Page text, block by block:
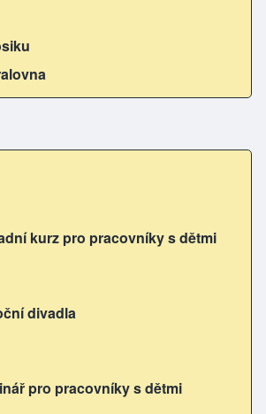
kurz pro pracovníky s dětmi
divadla
pro pracovníky s dětmi